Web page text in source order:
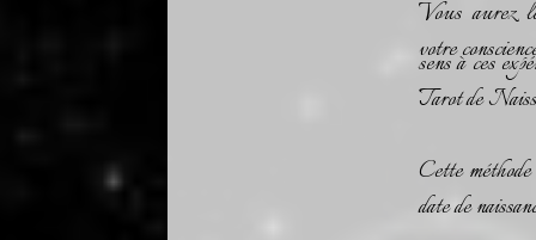
Vous aurez
votre
sens à ces
Tarot de
Cette
date de